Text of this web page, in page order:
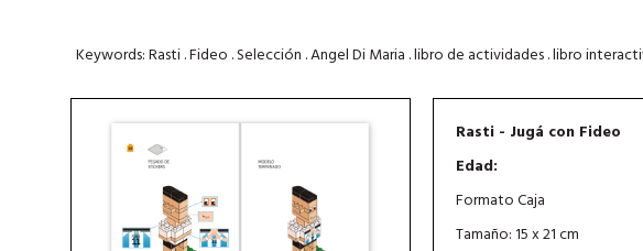
Keywords: Rasti . Fideo . Selección . Angel Di Maria . libro de actividades . libro
Rasti - Jugá con Fideo
Edad:
Formato Caja
Tamaño: 15 x 21 cm